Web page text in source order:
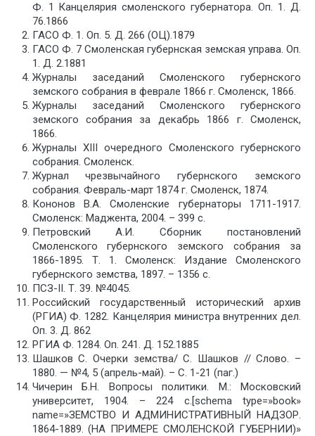
Ф. 1 Канцелярия смоленского губернатора. Оп. 1. Д.
76.1866
ГАСО Ф. 1. Оп. 5. Д. 266 (ОЦ).1879
ГАСО Ф. 7 Смоленская губернская земская управа. Оп.
1. Д. 2.1881
Журналы заседаний Смоленского губернского
земского собрания в феврале 1866 г. Смоленск, 1866.
Журналы заседаний Смоленского губернского
земского собрания за декабрь 1866 г. Смоленск,
1866.
Журналы XIII очередного Смоленского губернского
собрания. Смоленск.
Журнал чрезвычайного губернского земского
собрания. Февраль-март 1874 г. Смоленск, 1874.
Кононов В.А. Смоленские губернаторы 1711-1917.
Смоленск: Маджента, 2004. – 399 с.
Петровский А.И. Сборник постановлений
Смоленского губернского земского собрания за
1866-1895. Т. 1. Смоленск: Издание Смоленского
губернского земства, 1897. – 1356 с.
ПСЗ-II. Т. 39. №4045.
Российский государственный исторический архив
(РГИА) Ф. 1282. Канцелярия министра внутренних дел.
Оп. 3. Д. 862
РГИА Ф. 1284. Оп. 241. Д. 152.1885
Шашков С. Очерки земства/ С. Шашков // Слово. –
1880. — №4, 5 (апрель-май). – С. 1-21 (паг.)
Чичерин Б.Н. Вопросы политики. М.: Московский
университет, 1904. – 224 с.[schema type=»book»
name=»ЗЕМСТВО И АДМИНИСТРАТИВНЫЙ НАДЗОР.
1864-1889. (НА ПРИМЕРЕ СМОЛЕНСКОЙ ГУБЕРНИИ)»